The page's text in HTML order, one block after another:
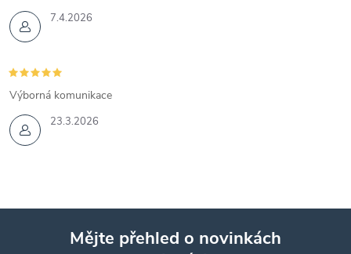
7.4.2026
23.3.2026
Výborná komunikace
Mějte přehled o novinkách